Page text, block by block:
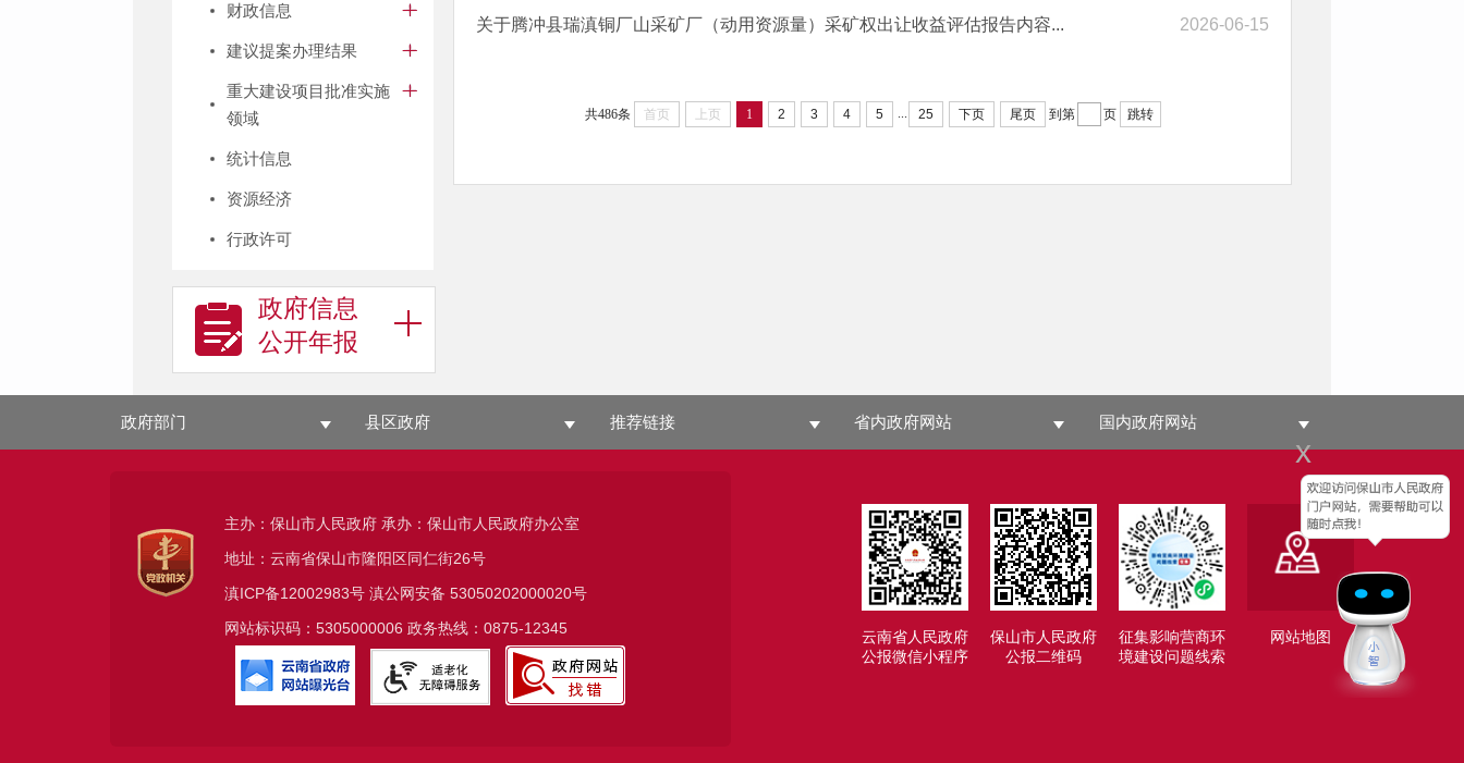
x
财政信息
建议提案办理结果
重大建设项目批准实施
领域
统计信息
资源经济
行政许可
政府信息
公开年报
关于腾冲县瑞滇铜厂山采矿厂（动用资源量）采矿权出让收益评估报告内容... 2026-06-15
共486条 首页 上页 1 2 3 4 5 ... 25 下页 尾页 到第 页 跳转
政府部门 县区政府 推荐链接 省内政府网站 国内政府网站
云南省人民政府
公报微信小程序
保山市人民政府
公报二维码
征集影响营商环
境建设问题线索
网站地图
主办：保山市人民政府 承办：保山市人民政府办公室
地址：云南省保山市隆阳区同仁街26号
滇ICP备12002983号滇公网安备 53050202000020号
网站标识码：5305000006 政务热线：0875-12345